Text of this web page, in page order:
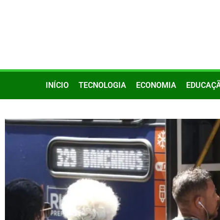
INÍCIO TECNOLOGIA ECONOMIA